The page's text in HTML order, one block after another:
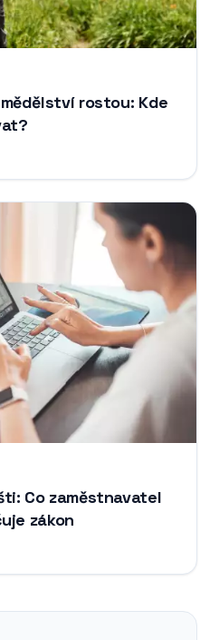
rostou: Kde
Co zaměstnavatel
zákon